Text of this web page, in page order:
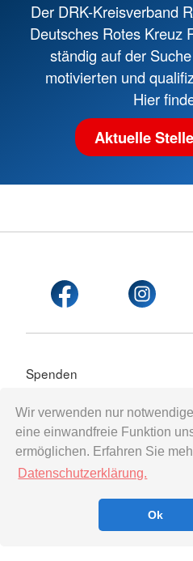
Wir verwenden nur
eine einwandfreie Funktion
ermöglichen. Erfahren Sie
Datenschutzerklärung.
Ok
Der DRK-Kreisverband
Deutsches Rotes Kreuz
ständig auf der
motivierten und
Hier
Aktuelle
Spenden
Mitwirken
Informieren